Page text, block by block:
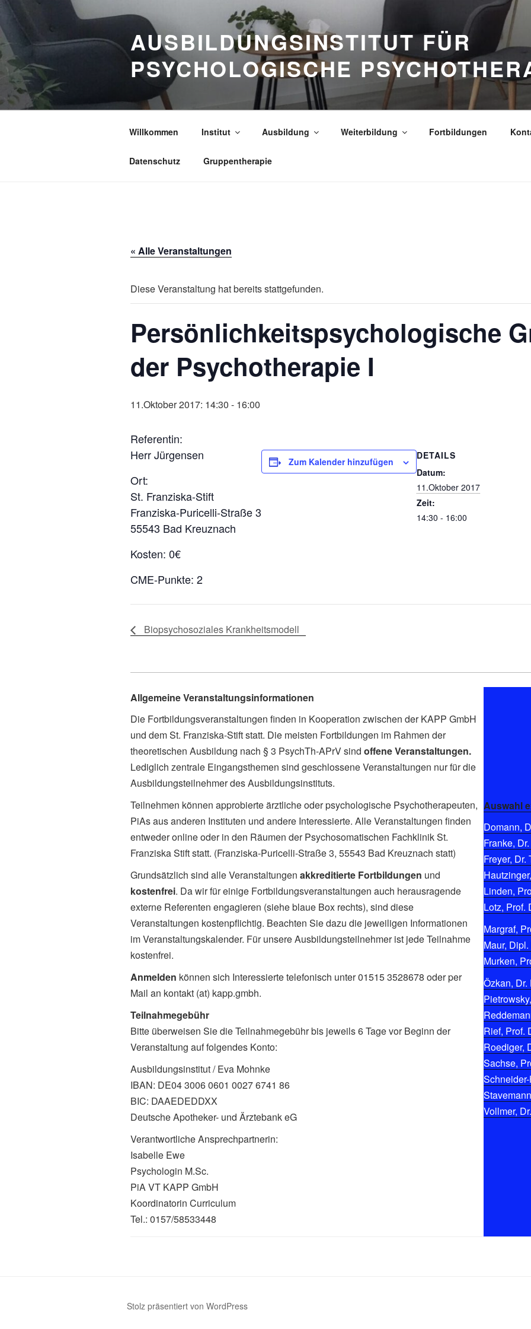
Zum
Inhalt
springen
AUSBILDUNGSINSTITUT FÜR
PSYCHOLOGISCHE
Willkommen Institut Ausbildung Weiterbildung Fortbildungen
Datenschutz Gruppentherapie
« Alle Veranstaltungen
Diese Veranstaltung hat bereits stattgefunden.
Persönlichkeitspsychologische
der Psychotherapie I
11.Oktober 2017: 14:30 - 16:00
Referentin:
Herr Jürgensen
Ort:
St. Franziska-Stift
Franziska-Puricelli-Straße 3
55543 Bad Kreuznach
Kosten: 0€
CME-Punkte: 2
Zum Kalender hinzufügen
DETAILS
Datum:
11.Oktober 2017
Zeit:
14:30 - 16:00
Biopsychosoziales Krankheitsmodell
Allgemeine Veranstaltungsinformationen
Die Fortbildungsveranstaltungen finden in Kooperation zwischen der KAPP GmbH
und dem St. Franziska-Stift statt. Die meisten Fortbildungen im Rahmen der
theoretischen Ausbildung nach § 3 PsychTh-APrV sind offene Veranstaltungen.
Lediglich zentrale Eingangsthemen sind geschlossene Veranstaltungen nur für die
Ausbildungsteilnehmer des Ausbildungsinstituts.
Teilnehmen können approbierte ärztliche oder psychologische Psychotherapeuten,
PiAs aus anderen Instituten und andere Interessierte. Alle Veranstaltungen finden
entweder online oder in den Räumen der Psychosomatischen Fachklinik St.
Franziska Stift statt. (Franziska-Puricelli-Straße 3, 55543 Bad Kreuznach statt)
Grundsätzlich sind alle Veranstaltungen akkreditierte Fortbildungen und
kostenfrei. Da wir für einige Fortbildungsveranstaltungen auch herausragende
externe Referenten engagieren (siehe blaue Box rechts), sind diese
Veranstaltungen kostenpflichtig. Beachten Sie dazu die jeweiligen Informationen
im Veranstaltungskalender. Für unsere Ausbildungsteilnehmer ist jede Teilnahme
kostenfrei.
Anmelden können sich Interessierte telefonisch unter 01515 3528678 oder per
Mail an kontakt (at) kapp.gmbh.
Teilnahmegebühr
Bitte überweisen Sie die Teilnahmegebühr bis jeweils 6 Tage vor Beginn der
Veranstaltung auf folgendes Konto:
Ausbildungsinstitut / Eva Mohnke
IBAN: DE04 3006 0601 0027 6741 86
BIC: DAAEDEDDXX
Deutsche Apotheker- und Ärztebank eG
Verantwortliche Ansprechpartnerin:
Isabelle Ewe
Psychologin M.Sc.
PiA VT KAPP GmbH
Koordinatorin Curriculum
Tel.: 0157/58533448
Auswahl
Domann,
Franke,
Freyer, Dr.
Linden,
Lotz, Prof.
Margraf,
Maur,
Murken,
Özkan,
Rief, Prof.
Roediger,
Sachse,
Vollmer,
Stolz präsentiert von WordPress